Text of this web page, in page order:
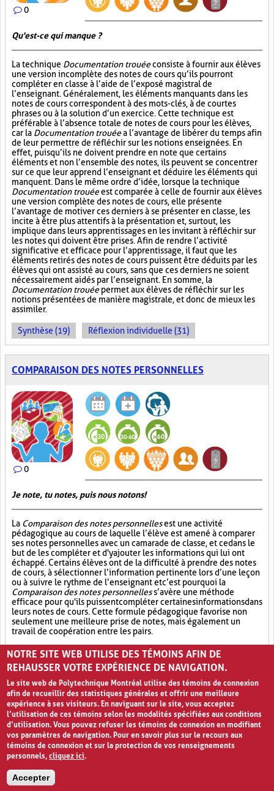
0
Qu'est-ce qui manque ?
La technique Documentation trouéeconsiste à fournir aux élèves
une version incomplète des notes de cours qu’ils pourront
compléter en classe à l’aide de l’exposé magistral de
l’enseignant. Généralement, les éléments manquants dans les
notes de cours correspondent à des mots-clés, à de courtes
phrases ou à la solution d’un exercice. Cette technique est
préférable à l’absence totale de notes de cours pour les élèves,
car la Documentation trouéea l’avantage de libérer du temps afin
de leur permettre de réfléchir sur les notions enseignées. En
effet, puisqu’ils ne doivent prendre en note que certains
éléments et non l’ensemble des notes, ils peuvent se concentrer
sur ce que leur apprend l’enseignant et déduire les éléments qui
manquent. Dans le même ordre d’idée, lorsque la technique
Documentation trouéeest comparée à celle de fournir aux élèves
une version complète des notes de cours, elle présente
l’avantage de motiver ces derniers à se présenter en classe, les
incite à être plus attentifs à la présentation et, surtout, les
implique dans leurs apprentissages en les invitant à réfléchir sur
les notes qui doivent être prises. Afin de rendre l’activité
significative et efficace pour l’apprentissage, il faut que les
éléments retirés des notes de cours puissent être déduits par les
élèves qui ont assisté au cours, sans que ces derniers ne soient
nécessairement aidés par l’enseignant. En somme, la
Documentation trouéepermet aux élèves de réfléchir sur les
notions présentées de manière magistrale, et donc de mieux les
assimiler.
Synthèse (19) Réflexion individuelle (31)
COMPARAISON DES NOTES PERSONNELLES
0
Je note, tu notes, puis nous notons!
La Comparaison des notes personnellesest une activité
pédagogique au cours de laquelle l’élève est amené à comparer
ses notes personnelles avec un camarade de classe, et ce dans le
but de les compléter et d'y ajouter les informations qui lui ont
échappé. Certains élèves ont de la difficulté à prendre des notes
de cours, à sélectionner l’information pertinente lors d’une leçon
ou à suivre le rythme de l’enseignant et c’est pourquoi la
Comparaison des notes personnelless’avère une méthode
efficace pour qu'ils puissent compléter certaines informations dans
leurs notes de cours. Cette formule pédagogique favorise non
seulement une meilleure prise de notes, mais également un
travail de coopération entre les pairs.
Partage (13) Synthèse (19) Analyse critique (12)
NOTRE SITE WEB UTILISE DES TÉMOINS AFIN DE
REHAUSSER VOTRE EXPÉRIENCE DE NAVIGATION.
Le site web de Polytechnique Montréal utilise des témoins de connexion
afin de recueillir des statistiques générales et offrir une meilleure
expérience à ses visiteurs. En naviguant sur le site, vous acceptez
l’utilisation de ces témoins selon les modalités spécifiées aux conditions
d’utilisation. Vous pouvez refuser les témoins de connexion en modifiant
vos paramètres de navigation. Pour en savoir plus sur le recours aux
témoins de connexion et sur la protection de vos renseignements
personnels,cliquez ici.
Accepter